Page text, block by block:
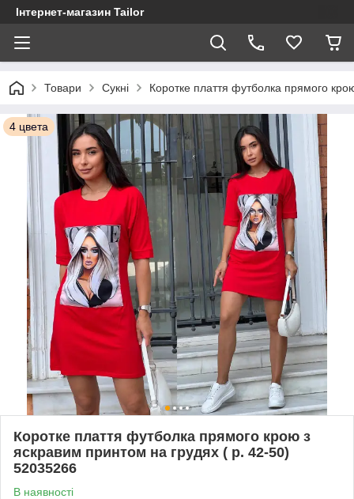
Інтернет-магазин Tailor
Товари Сукні Коротке плаття футболка прямого
4 цвета
Коротке плаття футболка прямого крою з
яскравим принтом на грудях ( р. 42-50)
52035266
В наявності